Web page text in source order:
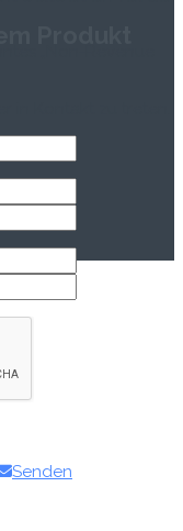
Produkt
in Kontakt zu treten.
Senden